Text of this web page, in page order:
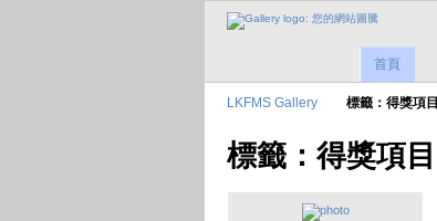
首頁
LKFMS Gallery 標籤：得獎項目
標籤：得獎項目